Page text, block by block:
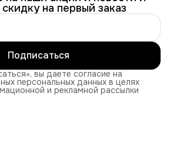
на первый заказ
Подписаться
вы даете согласие на
персональных данных в целях
и рекламной рассылки